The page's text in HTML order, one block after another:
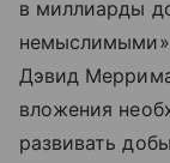
в миллиарды
Дэвид
вложения
развивать